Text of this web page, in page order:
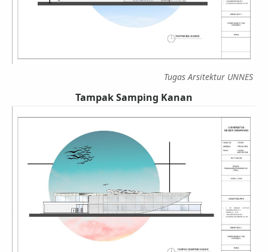
Tugas Arsitektur UNNES
Tampak Samping Kanan